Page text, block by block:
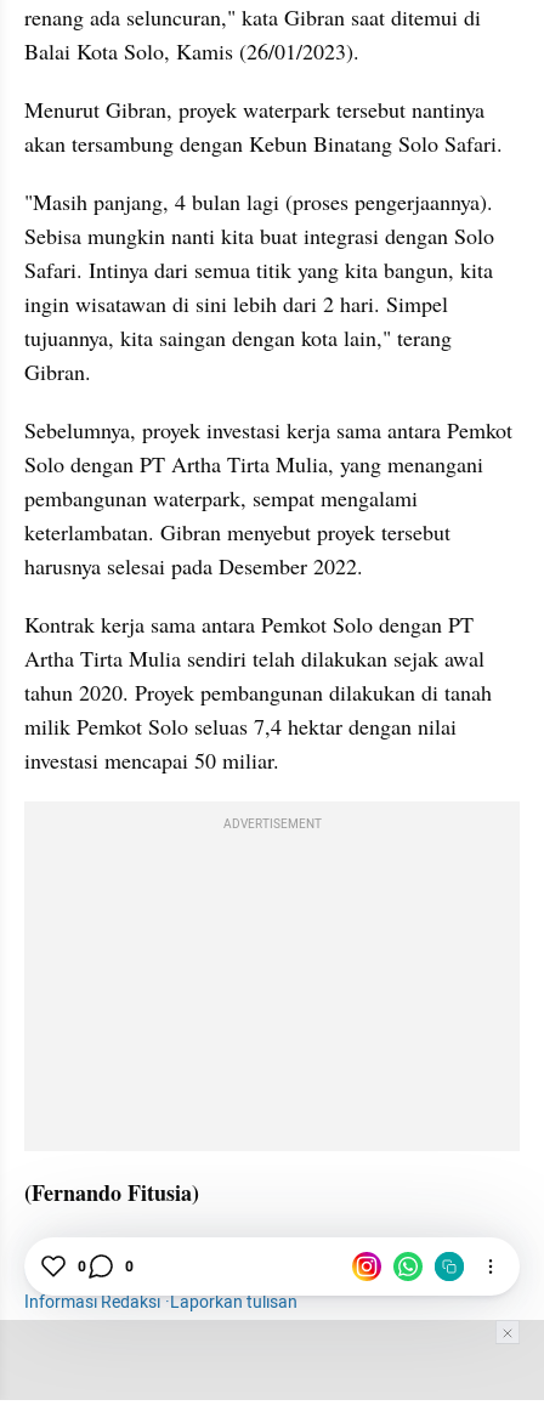
renang ada seluncuran," kata Gibran saat ditemui di
Balai Kota Solo, Kamis (26/01/2023).
Menurut Gibran, proyek waterpark tersebut nantinya
akan tersambung dengan Kebun Binatang Solo Safari.
"Masih panjang, 4 bulan lagi (proses pengerjaannya).
Sebisa mungkin nanti kita buat integrasi dengan Solo
Safari. Intinya dari semua titik yang kita bangun, kita
ingin wisatawan di sini lebih dari 2 hari. Simpel
tujuannya, kita saingan dengan kota lain," terang
Gibran.
Sebelumnya, proyek investasi kerja sama antara Pemkot
Solo dengan PT Artha Tirta Mulia, yang menangani
pembangunan waterpark, sempat mengalami
keterlambatan. Gibran menyebut proyek tersebut
harusnya selesai pada Desember 2022.
Kontrak kerja sama antara Pemkot Solo dengan PT
Artha Tirta Mulia sendiri telah dilakukan sejak awal
tahun 2020. Proyek pembangunan dilakukan di tanah
milik Pemkot Solo seluas 7,4 hektar dengan nilai
investasi mencapai 50 miliar.
ADVERTISEMENT
(Fernando Fitusia)
Waterpark
Gibran
Informasi Redaksi·Laporkan tulisan
0 0